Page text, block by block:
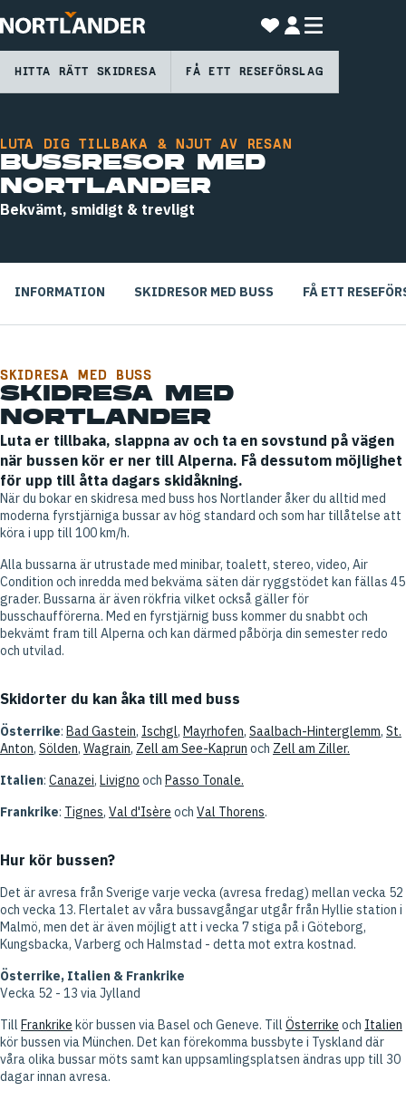
HITTA RÄTT SKIDRESA FÅ ETT RESEFÖRSLAG
LUTA DIG TILLBAKA & NJUT AV RESAN
BUSSRESOR MED
NORTLANDER
Bekvämt, smidigt & trevligt
INFORMATION SKIDRESOR MED BUSS FÅ ETT
SKIDRESA MED BUSS
SKIDRESA MED
NORTLANDER
Luta er tillbaka, slappna av och ta en sovstund på vägen
när bussen kör er ner till Alperna. Få dessutom möjlighet
för upp till åtta dagars skidåkning.
När du bokar en skidresa med buss hos Nortlander åker du alltid med
moderna fyrstjärniga bussar av hög standard och som har tillåtelse att
köra i upp till 100 km/h.
Alla bussarna är utrustade med minibar, toalett, stereo, video, Air
Condition och inredda med bekväma säten där ryggstödet kan fällas 45
grader. Bussarna är även rökfria vilket också gäller för
busschaufförerna. Med en fyrstjärnig buss kommer du snabbt och
bekvämt fram till Alperna och kan därmed påbörja din semester redo
och utvilad.
Skidorter du kan åka till med buss
Österrike: Bad Gastein, Ischgl, Mayrhofen, Saalbach-Hinterglemm, St.
Anton, Sölden, Wagrain, Zell am See-Kaprun och Zell am Ziller.
Italien: Canazei, Livigno och Passo Tonale.
Frankrike: Tignes, Val d'Isère och Val Thorens.
Hur kör bussen?
Det är avresa från Sverige varje vecka (avresa fredag) mellan vecka 52
och vecka 13. Flertalet av våra bussavgångar utgår från Hyllie station i
Malmö, men det är även möjligt att i vecka 7 stiga på i Göteborg,
Kungsbacka, Varberg och Halmstad - detta mot extra kostnad.
Österrike, Italien & Frankrike
Vecka 52 - 13 via Jylland
Till Frankrike kör bussen via Basel och Geneve. Till Österrike och Italien
kör bussen via München. Det kan förekomma bussbyte i Tyskland där
våra olika bussar möts samt kan uppsamlingsplatsen ändras upp till 30
dagar innan avresa.